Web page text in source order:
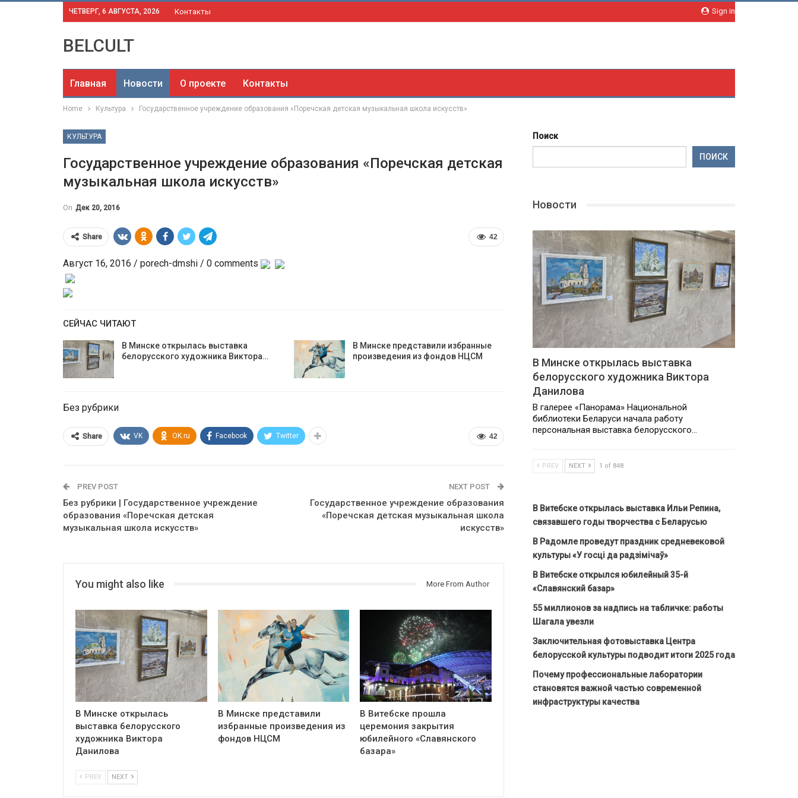
Sign in
ЧЕТВЕРГ, 6 АВГУСТА, 2026 Контакты
BELCULT
Главная Новости О проекте Контакты
Home Культура Государственное учреждение образования «Поречская детская музыкальная школа искусств»
КУЛЬТУРА
Государственное учреждение образования «Поречская детская
музыкальная школа искусств»
On Дек 20, 2016
42
Share
Август 16, 2016 / porech-dmshi / 0 comments
СЕЙЧАС ЧИТАЮТ
В Минске открылась выставка
белорусского художника Виктора…
В Минске представили избранные
произведения из фондов НЦСМ
Без рубрики
42
Share VK OK.ru Facebook Twitter
PREV POST
Без рубрики | Государственное учреждение
образования «Поречская детская
музыкальная школа искусств»
NEXT POST
Государственное учреждение образования
«Поречская детская музыкальная школа
искусств»
You might also like More From Author
В Минске открылась
выставка белорусского
художника Виктора
Данилова
В Минске представили
избранные произведения из
фондов НЦСМ
В Витебске прошла
церемония закрытия
юбилейного «Славянского
базара»
PREV NEXT
Поиск
ПОИСК
Новости
В Минске открылась выставка
белорусского художника Виктора
Данилова
В галерее «Панорама» Национальной
библиотеки Беларуси начала работу
персональная выставка белорусского…
PREV NEXT 1 of 848
В Витебске открылась выставка Ильи Репина,
связавшего годы творчества с Беларусью
В Радомле проведут праздник средневековой
культуры «У госці да радзімічаў»
В Витебске открылся юбилейный 35-й
«Славянский базар»
55 миллионов за надпись на табличке: работы
Шагала увезли
Заключительная фотовыставка Центра
белорусской культуры подводит итоги 2025 года
Почему профессиональные лаборатории
становятся важной частью современной
инфраструктуры качества